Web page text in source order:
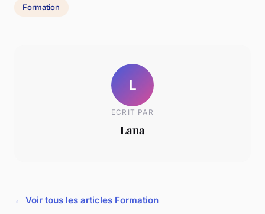
Formation
L
ECRIT PAR
Lana
← Voir tous les articles Formation